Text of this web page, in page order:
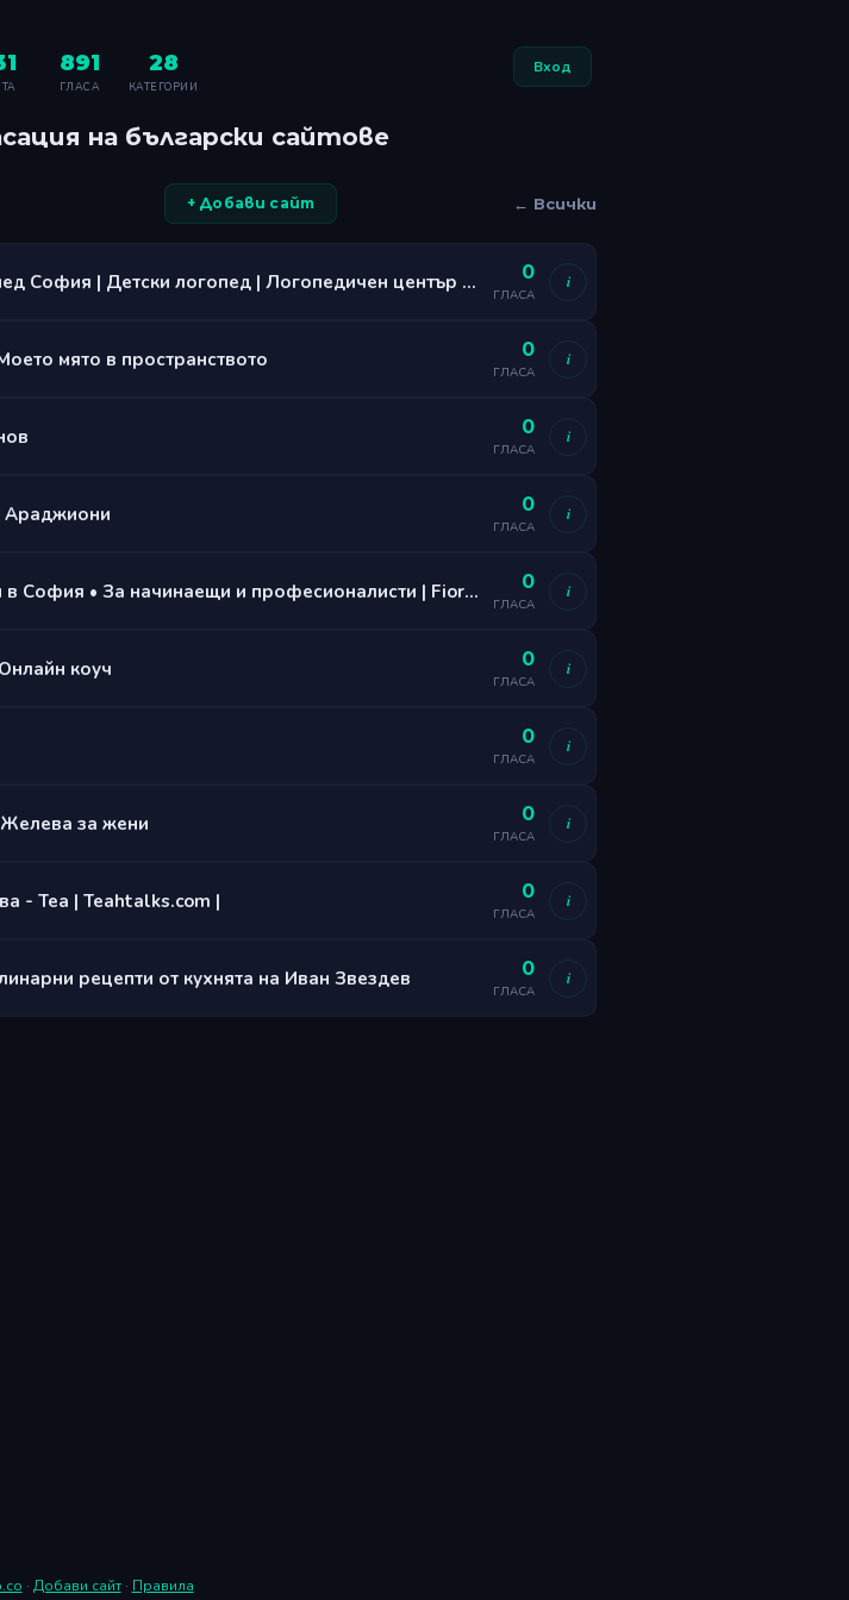
891
ГЛАСА
28
КАТЕГОРИИ
Вход
на български сайтове
+ Добави сайт ← Всички
Логопед | Логопед София | Детски логопед | Логопедичен център | Logoped-sofia.com 0
ГЛАСА
i
мято в пространството 0
ГЛАСА
i
0
ГЛАСА
i
Араджиони 0
ГЛАСА
i
Курсове по грим в София • За начинаещи и професионалисти | Fiore Make Up 0
ГЛАСА
i
коуч 0
ГЛАСА
i
0
ГЛАСА
i
за жени 0
ГЛАСА
i
- Теа | Teahtalks.com | 0
ГЛАСА
i
рецепти от кухнята на Иван Звездев 0
ГЛАСА
i
· Добави сайт· Правила